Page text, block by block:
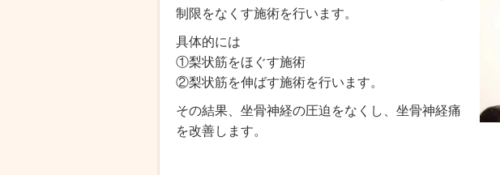
制限をなくす施術を行います。
具体的には
①梨状筋をほぐす施術
②梨状筋を伸ばす施術を行います。
その結果、坐骨神経の圧迫をなくし、坐骨神経痛
を改善します。